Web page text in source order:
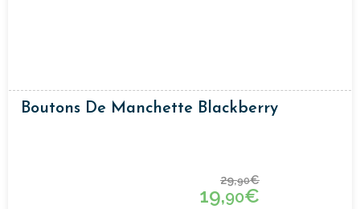
Boutons De Manchette Blackberry
29,90€
19,90€